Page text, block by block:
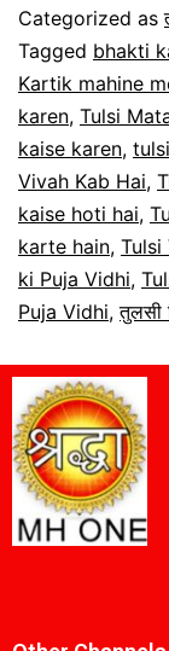
Categorized as
Tagged bhakti
Kartik mahine
karen, Tulsi
kaise karen,
Vivah Kab Hai,
kaise hoti hai,
karte hain, Tulsi
ki Puja Vidhi,
Puja Vidhi,तुलसी